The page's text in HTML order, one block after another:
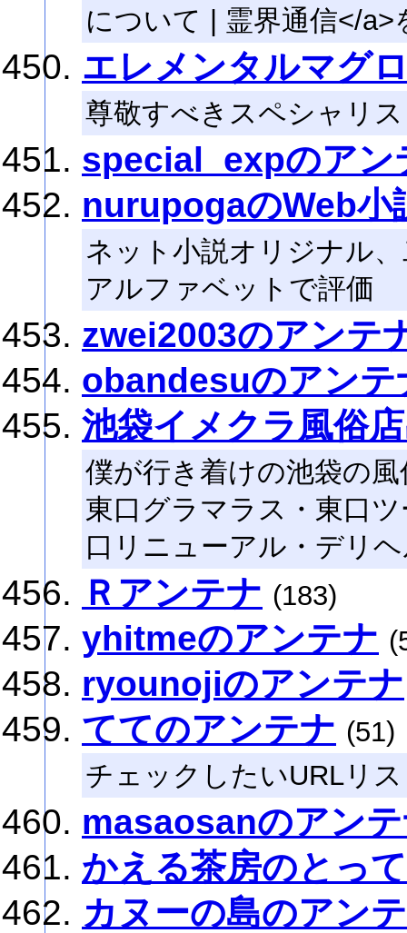
について | 霊界通信</
エレメンタルマグ
尊敬すべきスペシャリ
special_expのアン
nurupogaのWeb小
ネット小説オリジナル
アルファベットで評価
zwei2003のアンテ
obandesuのアンテ
池袋イメクラ風俗
僕が行き着けの池袋の
東口グラマラス・東口
口リニューアル・デリ
Ｒアンテナ (183)
yhitmeのアンテナ
ryounojiのアンテナ
ててのアンテナ (51)
チェックしたいURLリ
masaosanのアン
かえる茶房のとっ
カヌーの島のアン